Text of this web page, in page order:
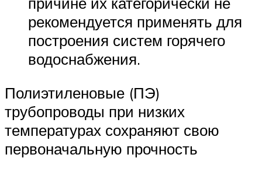
рекомендуется применять для
построения систем горячего
водоснабжения.
Полиэтиленовые (ПЭ)
трубопроводы при низких
температурах сохраняют свою
первоначальную прочность